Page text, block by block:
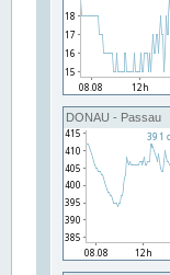
DONAU - Passau